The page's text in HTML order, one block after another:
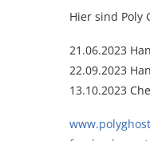
Hier sind Poly
21.06.2023
22.09.2023
13.10.2023